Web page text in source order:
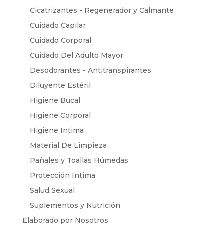
Cicatrizantes - Regenerador y Calmante
Cuidado Capilar
Cuidado Corporal
Cuidado Del Adulto Mayor
Desodorantes - Antitranspirantes
Diluyente Estéril
Higiene Bucal
Higiene Corporal
Higiene Intima
Material De Limpieza
Pañales y Toallas Húmedas
Protección Intima
Salud Sexual
Suplementos y Nutrición
Elaborado por Nosotros